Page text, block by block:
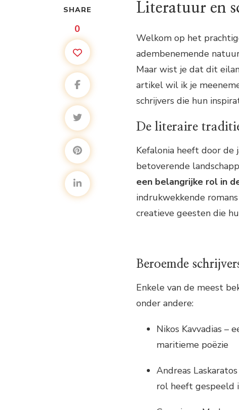
SHARE
0
Literatuur en
Welkom op het
adembenemende
Maar wist je dat dit
artikel wil ik je
schrijvers die hun
De literaire
Kefalonia heeft door de
betoverende
een belangrijke rol in
indrukwekkende
creatieve geesten die
Beroemde
Enkele van de meest
onder andere:
Nikos Kavvadias –
maritieme poëzie
Andreas
rol heeft gespeeld